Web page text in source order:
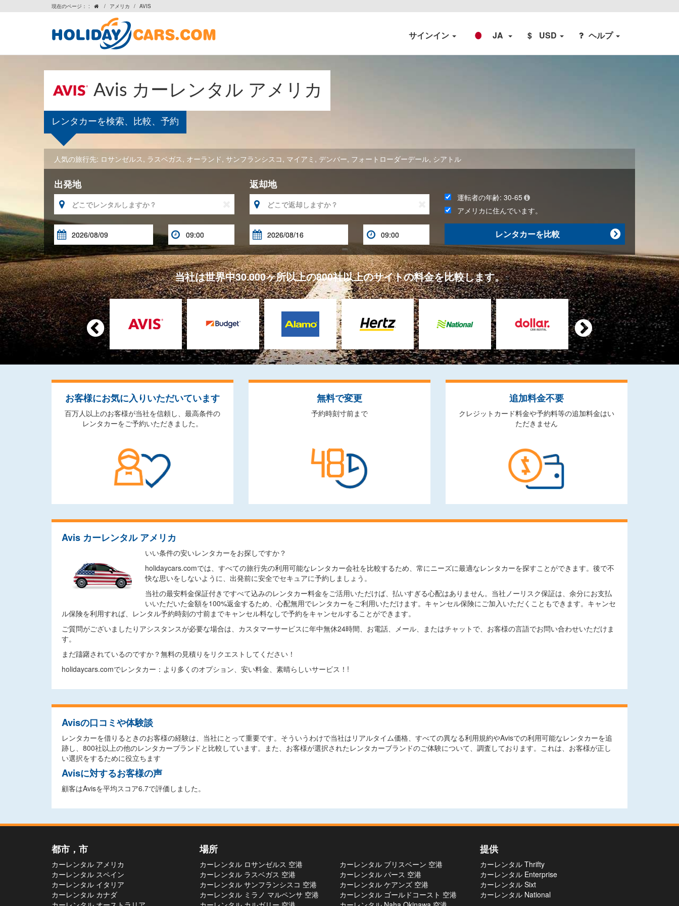
現在のページ： :  / アメリカ / AVIS
サインイン JA $ USD ヘルプ
Avis カーレンタル アメリカ
レンタカーを検索、比較、予約
人気の旅行先: ロサンゼルス, ラスベガス, オーランド, サンフランシスコ, マイアミ , デンバー, フォートローダーデール, シアトル
出発地

 
返却地

 
運転者の年齢:30-65
アメリカに住んでいます。

レンタカーを比較
当社は世界中30.000ヶ所以上の800社以上のサイトの料金を比較します。
 
お客様にお気に入りいただいています
百万人以上のお客様が当社を信頼し、最高条件の
レンタカーをご予約いただきました。
無料で変更
予約時刻寸前まで
追加料金不要
クレジットカード料金や予約料等の追加料金はい
ただきません
Avis カーレンタル アメリカ
いい条件の安いレンタカーをお探しですか？
holidaycars.comでは、すべての旅行先の利用可能なレンタカー会社を比較するため、常にニーズに最適なレンタカーを探すことができます。後で不
快な思いをしないように、出発前に安全でセキュアに予約しましょう。
当社の最安料金保証付きですべて込みのレンタカー料金をご活用いただけば、払いすぎる心配はありません。当社ノーリスク保証は、余分にお支払
いいただいた金額を100%返金するため、心配無用でレンタカーをご利用いただけます。キャンセル保険にご加入いただくこともできます。キャンセ
ル保険を利用すれば、レンタル予約時刻の寸前までキャンセル料なしで予約をキャンセルすることができます。
ご質問がございましたりアシスタンスが必要な場合は、カスタマーサービスに年中無休24時間、お電話、メール、またはチャットで、お客様の言語でお問い合わせいただけま
す。
まだ躊躇されているのですか？無料の見積りをリクエストしてください！
holidaycars.comでレンタカー：より多くのオプション、安い料金、素晴らしいサービス！!
Avisの口コミや体験談
レンタカーを借りるときのお客様の経験は、当社にとって重要です。そういうわけで当社はリアルタイム価格、すべての異なる利用規約やAvisでの利用可能なレンタカーを追
跡し、800社以上の他のレンタカーブランドと比較しています。また、お客様が選択されたレンタカーブランドのご体験について、調査しております。これは、お客様が正し
い選択をするために役立ちます
Avisに対するお客様の声
顧客はAvisを平均スコア6.7で評価しました。
都市，市
カーレンタル アメリカ
カーレンタル スペイン
カーレンタル イタリア
カーレンタル カナダ
場所
カーレンタル ロサンゼルス 空港
カーレンタル ラスベガス 空港
カーレンタル サンフランシスコ 空港
カーレンタル ミラノ マルペンサ 空港
カーレンタル ブリスベーン 空港
カーレンタル パース 空港
カーレンタル ケアンズ 空港
カーレンタル ゴールドコースト 空港
提供
カーレンタル Thrifty
カーレンタル Enterprise
カーレンタル Sixt
カーレンタル National